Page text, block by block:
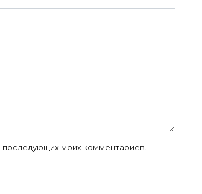
последующих моих комментариев.